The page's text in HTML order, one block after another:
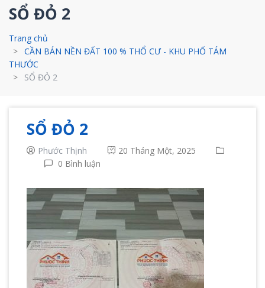
SỔ ĐỎ 2
Trang chủ
CẦN BÁN NỀN ĐẤT 100 % THỔ CƯ - KHU PHỐ TÁM
THƯỚC
SỔ ĐỎ 2
SỔ ĐỎ 2
Phước Thịnh
20 Tháng Một, 2025
0 Bình luận